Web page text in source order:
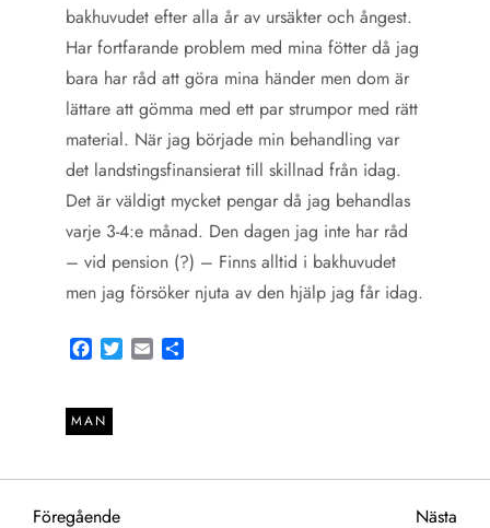
bakhuvudet efter alla år av ursäkter och ångest.
Har fortfarande problem med mina fötter då jag
bara har råd att göra mina händer men dom är
lättare att gömma med ett par strumpor med rätt
material. När jag började min behandling var
det landstingsfinansierat till skillnad från idag.
Det är väldigt mycket pengar då jag behandlas
varje 3-4:e månad. Den dagen jag inte har råd
– vid pension (?) – Finns alltid i bakhuvudet
men jag försöker njuta av den hjälp jag får idag.
Facebook
TwitterEmail
MAN
Föregående
Föregående Nästa